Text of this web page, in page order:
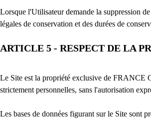
Lorsque l'Utilisateur demande la suppression
légales de conservation et des durées de
ARTICLE 5 - RESPECT DE LA
Le Site est la propriété exclusive de FRANCE
strictement personnelles, sans l'autorisation
Les bases de données figurant sur le Site sont